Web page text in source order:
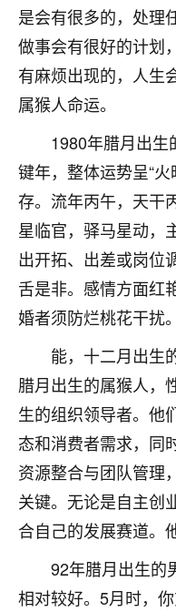
是会有很多的，处理
做事会有很好的计划
有麻烦出现的，人生
属猴人命运。
1980年腊月出生
键年，整体运势呈“
存。流年丙午，天干
星临官，驿马星动，
出开拓、出差或岗位
舌是非。感情方面红
婚者须防烂桃花干扰。
能，十二月出生
腊月出生的属猴人，
生的组织领导者。他
态和消费者需求，同
资源整合与团队管理
关键。无论是自主创
合自己的发展赛道。
92年腊月出生的
相对较好。5月时，
鹿森：可怜天
3小时前 来自河北
付深
三个，找老师的
着我晋升有望，
太岁还有一个发
后，我以为都没戏
职第一个就是我
3000，非常开心
鹿森：恭喜升
12小时前 来自北京
心心相印
我身体不太好，
问题，反正就是不
题，后来无意中看
之后，心情豁然开
果问题。今年以来
了，老师说境随
触，首先就是
不由人！